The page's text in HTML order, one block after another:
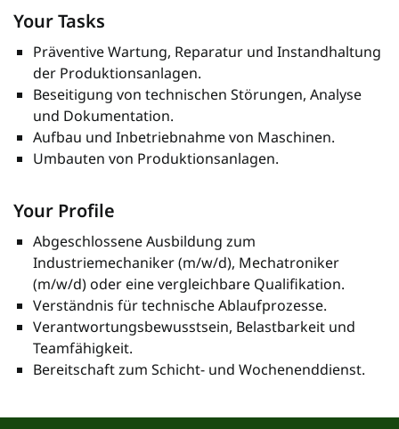
Your Tasks
Präventive Wartung, Reparatur und Instandhaltung
der Produktionsanlagen.
Beseitigung von technischen Störungen, Analyse
und Dokumentation.
Aufbau und Inbetriebnahme von Maschinen.
Umbauten von Produktionsanlagen.
Your Profile
Abgeschlossene Ausbildung zum
Industriemechaniker (m/w/d), Mechatroniker
(m/w/d) oder eine vergleichbare Qualifikation.
Verständnis für technische Ablaufprozesse.
Verantwortungsbewusstsein, Belastbarkeit und
Teamfähigkeit.
Bereitschaft zum Schicht- und Wochenenddienst.